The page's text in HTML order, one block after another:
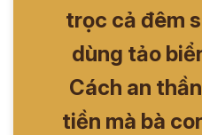
trọc cả đêm
dùng tảo
Cách an
tiền mà bà